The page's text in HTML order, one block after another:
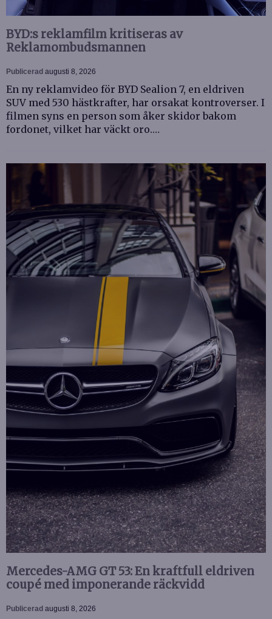
BYD:s reklamfilm kritiseras av
Reklamombudsmannen
Publicerad augusti 8, 2026
En ny reklamvideo för BYD Sealion 7, en eldriven
SUV med 530 hästkrafter, har orsakat kontroverser. I
filmen syns en person som åker skidor bakom
fordonet, vilket har väckt oro.…
Mercedes-AMG GT 53: En kraftfull eldriven
coupé med imponerande räckvidd
Publicerad augusti 8, 2026